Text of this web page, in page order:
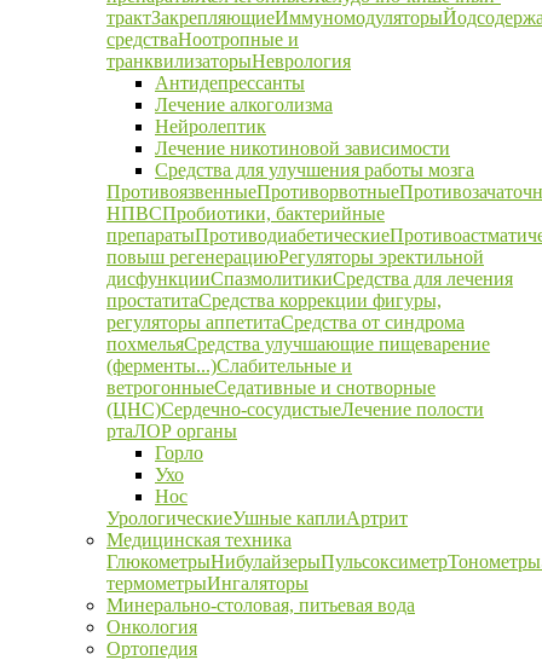
трактЗакрепляющиеИммуномодуляторы
средстваНоотропные и
транквилизаторыНеврология
Антидепрессанты
Лечение алкоголизма
Нейролептик
Лечение никотиновой зависимости
Средства для улучшения работы мозга
ПротивоязвенныеПротиворвотные
НПВСПробиотики, бактерийные
препаратыПротиводиабетические
повыш регенерациюРегуляторы эректильной
дисфункцииСпазмолитикиСредства для лечения
простатитаСредства коррекции фигуры,
регуляторы аппетитаСредства от синдрома
похмельяСредства улучшающие пищеварение
(ферменты...)Слабительные и
ветрогонныеСедативные и снотворные
(ЦНС)Сердечно-сосудистыеЛечение полости
ртаЛОР органы
Горло
Ухо
Нос
УрологическиеУшные каплиАртрит
Медицинская техника
ГлюкометрыНибулайзерыПульсоксиметрТонометры
термометрыИнгаляторы
Минерально-столовая, питьевая вода
Онкология
Ортопедия